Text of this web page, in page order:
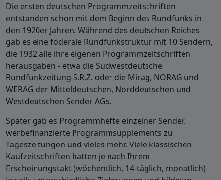
Die ersten deutschen Programmzeitschriften
entstanden schon mit dem Beginn des Rundfunks in
den 1920er Jahren. Während des deutschen Reiches
gab es eine föderale Rundfunkstruktur mit 10 Sendern,
die 1932 alle ihre eigenen Programmzeitschriften
herausgaben - etwa die Südwestdeutsche
Rundfunkzeitung S.R.Z. oder die Mirag, NORAG und
WERAG der Mitteldeutschen, Norddeutschen und
Westdeutschen Sender AGs.
Später gab es Programmhefte einzelner Sender,
werbefinanzierte Programmsupplements zu
Tageszeitungen und vieles mehr. Viele klassischen
Kaufzeitschriften hatten je nach Ihrem
Erscheinungstakt (wöchentlich, 14-täglich, monatlich)